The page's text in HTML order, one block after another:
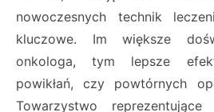
nowoczesnych technik
kluczowe. Im większe
onkologa, tym lepsze
powikłań, czy powtórnych
Towarzystwo